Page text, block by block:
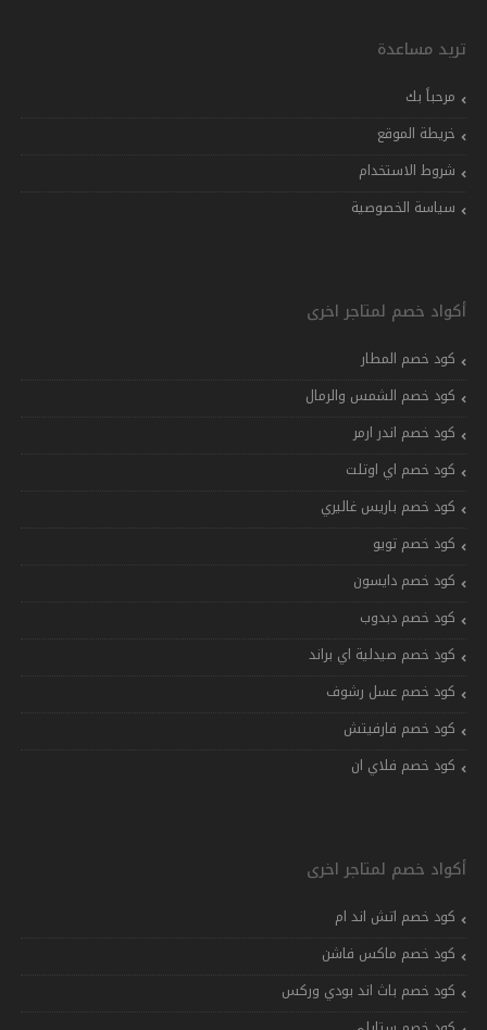
تريد مساعدة
مرحباً بك
خريطة الموقع
شروط الاستخدام
سياسة الخصوصية
أكواد خصم لمتاجر اخرى
كود خصم المطار
كود خصم الشمس والرمال
كود خصم اندر ارمر
كود خصم اي اوتلت
كود خصم باريس غاليري
كود خصم تويو
كود خصم دايسون
كود خصم دبدوب
كود خصم صيدلية اي براند
كود خصم عسل رشوف
كود خصم فارفيتش
كود خصم فلاي ان
أكواد خصم لمتاجر اخرى
كود خصم اتش اند ام
كود خصم ماكس فاشن
كود خصم باث اند بودي وركس